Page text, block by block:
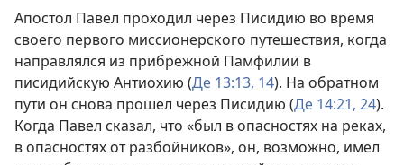
Апостол Павел проходил через Писидию во время
своего первого миссионерского путешествия, когда
направлялся из прибрежной Памфилии в
писидийскую Антиохию (Де 13:13, 14). На обратном
пути он снова прошел через Писидию (Де 14:21, 24).
Когда Павел сказал, что «был в опасностях на реках,
в опасностях от разбойников», он, возможно, имел